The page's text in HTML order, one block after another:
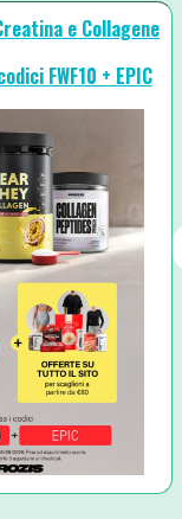
e Collagene
FWF10 + EPIC